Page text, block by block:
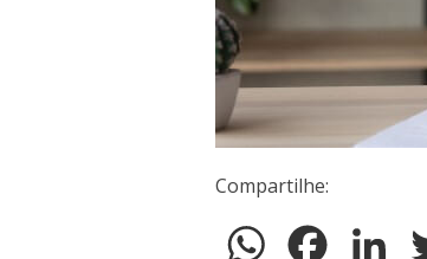
Compartilhe:
WhatsAppFacebook